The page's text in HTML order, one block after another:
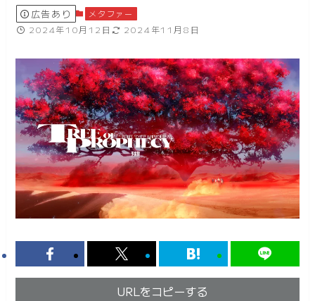
広告あり メタファー
2024年10月12日 2024年11月8日
URLをコピーする